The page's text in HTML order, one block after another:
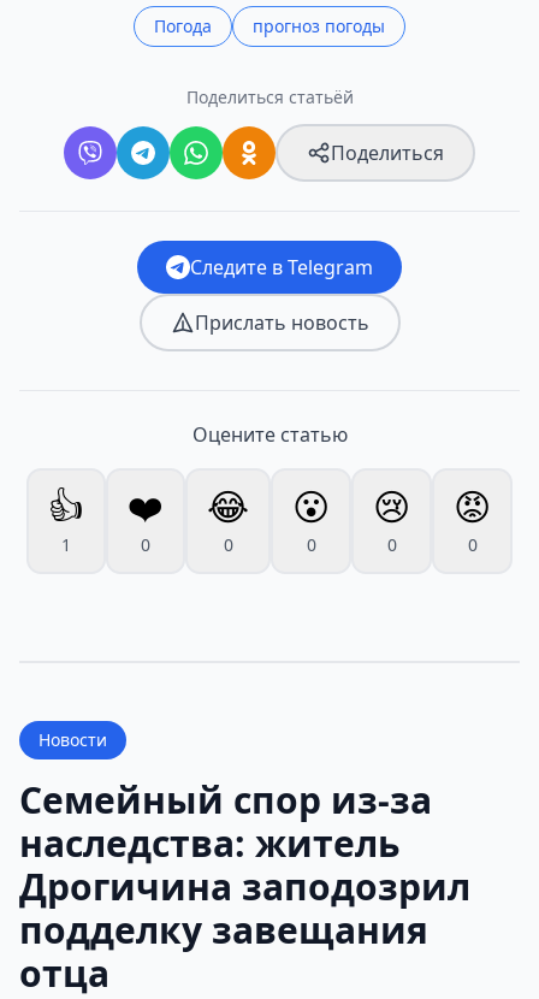
Погода прогноз погоды
Поделиться статьёй
Поделиться
Следите в Telegram
Прислать новость
Оцените статью
👍
1
❤️
0
😂
0
😮
0
😢
0
😡
0
Новости
Семейный спор из-за
наследства: житель
Дрогичина заподозрил
подделку завещания
отца